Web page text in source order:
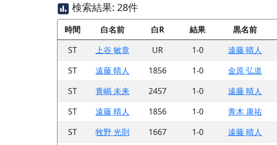
検索結果: 28件
時間 白名前 白R 結果 黒名前
ST
上谷 敏章 UR 1-0 遠藤 晴人
ST
遠藤 晴人 1856 1-0 金原 弘道
ST
青嶋 未来 2457 1-0 遠藤 晴人
ST
遠藤 晴人 1856 1-0 青木 康祐
ST
牧野 光則 1667 1-0 遠藤 晴人